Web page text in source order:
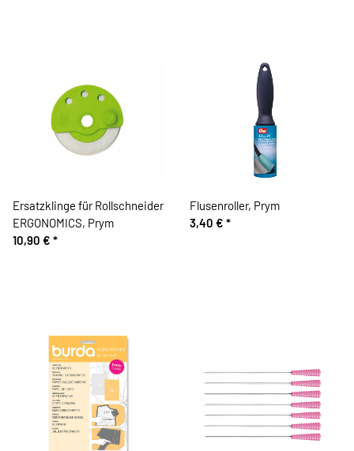
Ersatzklinge für Rollschneider
ERGONOMICS, Prym
10,90 € *
Flusenroller, Prym
3,40 € *